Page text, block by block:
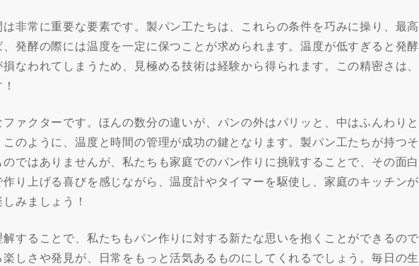
非常に重要な要素です。製パン工たちは、これらの条件を巧みに操り、最高
発酵の際には温度を一定に保つことが求められます。温度が低すぎると発酵
なわれてしまうため、見極める技術は経験から得られます。この精密さは、
ァクターです。ほんの数分の違いが、パンの外はパリッと、中はふんわりと
のように、温度と時間の管理が成功の鍵となります。製パン工たちが持つそ
ではありませんが、私たちも家庭でのパン作りに挑戦することで、その面白
り上げる喜びを感じながら、温度計やタイマーを駆使し、家庭のキッチンが
みましょう！
することで、私たちもパン作りに対する新たな思いを抱くことができるので
しさや発見が、日常をもっと活気あるものにしてくれるでしょう。毎日の生